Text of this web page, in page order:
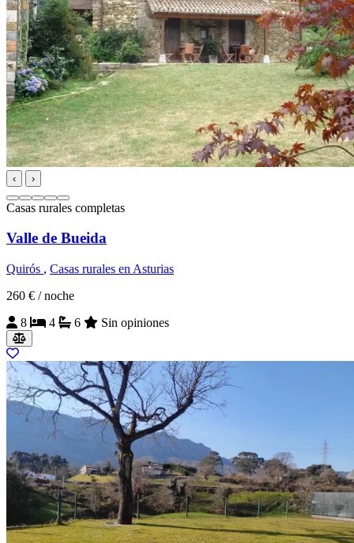
‹ ›
Casas rurales completas
Valle de Bueida
Quirós , Casas rurales en Asturias
260 € / noche
8
4 6 Sin opiniones